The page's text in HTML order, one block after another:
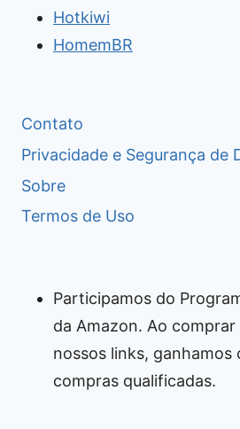
Hotkiwi
HomemBR
Contato
Privacidade e Segurança de
Sobre
Termos de Uso
Participamos do
da Amazon. Ao
nossos links, ganhamos
compras qualificadas.